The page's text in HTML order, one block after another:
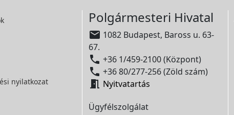
nyilatkozat
Polgármesteri Hivatal
 1082 Budapest, Baross u. 63-
67.
 +36 1/459-2100 (Központ)
 +36 80/277-256 (Zöld szám)
 Nyitvatartás
Ügyfélszolgálat